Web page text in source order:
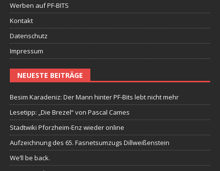
Werben auf PF-BITS
Kontakt
Datenschutz
Impressum
NEUESTE BEITRÄGE
Besim Karadeniz: Der Mann hinter PF-Bits lebt nicht mehr
Lesetipp: „Die Brezel“ von Pascal Cames
Stadtwiki Pforzheim-Enz wieder online
Aufzeichnung des 65. Fasnetsumzugs Dillweißenstein
We’ll be back.